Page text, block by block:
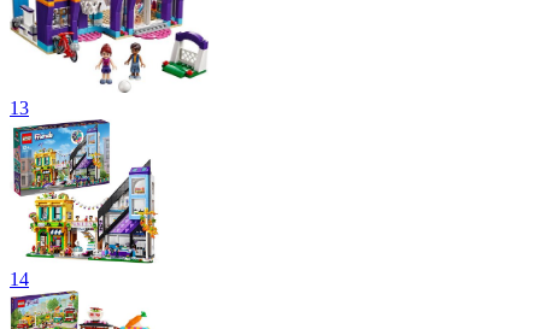
13
14